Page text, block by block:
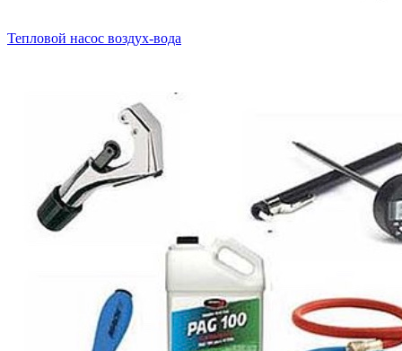
Тепловой насос воздух-вода